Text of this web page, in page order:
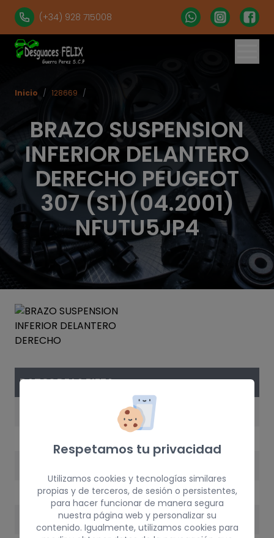
(+34) 928 715008
BRAZO SUSPENSION
INFERIOR DELANTERO
DERECHO PEUGEOT
307 (S1)(04.2001)
NFUTU5JP4
Inicio / 128669 /
DATOS DE LA PIEZA
2002
Respetamos tu privacidad
Utilizamos cookies y tecnologías similares
propias y de terceros, de sesión o persistentes,
para hacer funcionar de manera segura
nuestra página web y personalizar su
contenido. Igualmente, utilizamos cookies para